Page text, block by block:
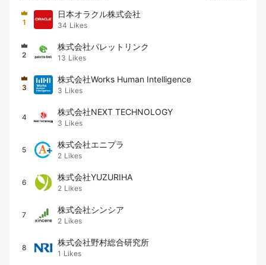
1
日本オラクル株式会社
34 Likes
2
株式会社パレットリンク
13 Likes
3
株式会社Works Human Intelligence
3 Likes
4
株式会社NEXT TECHNOLOGY
3 Likes
5
株式会社エニプラ
2 Likes
6
株式会社YUZURIHA
2 Likes
7
株式会社シンシア
2 Likes
8
株式会社野村総合研究所
1 Likes